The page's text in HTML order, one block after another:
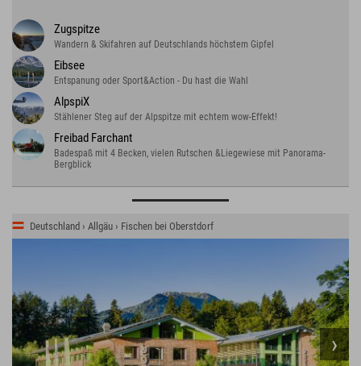
Zugspitze
Wandern & Skifahren auf Deutschlands höchstem Gipfel
Eibsee
Entspanung oder Sport&Action - Du hast die Wahl
AlpspiX
Stählener Steg auf der Alpspitze mit echtem wow-Effekt!
Freibad Farchant
Badespaß mit 4 Becken, vielen Rutschen &Liegewiese mit Panorama-
Bergblick
Deutschland › Allgäu › Fischen bei Oberstdorf